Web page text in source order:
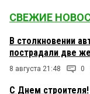
Очень
С
Ну, всё.
СВЕЖИЕ
В столкновении
пострадали две
8 августа 21:48 0
С Днем строителя!